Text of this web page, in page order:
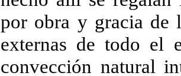
por obra y gracia de
externas de todo el
convección natural